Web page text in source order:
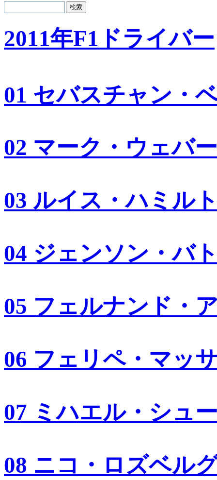
2011年F1ドライバー
01 セバスチャン・
02 マーク・ウェバー
03 ルイス・ハミル
04 ジェンソン・バ
05 フェルナンド・
06 フェリペ・マッ
07 ミハエル・シュ
08 ニコ・ロズベル